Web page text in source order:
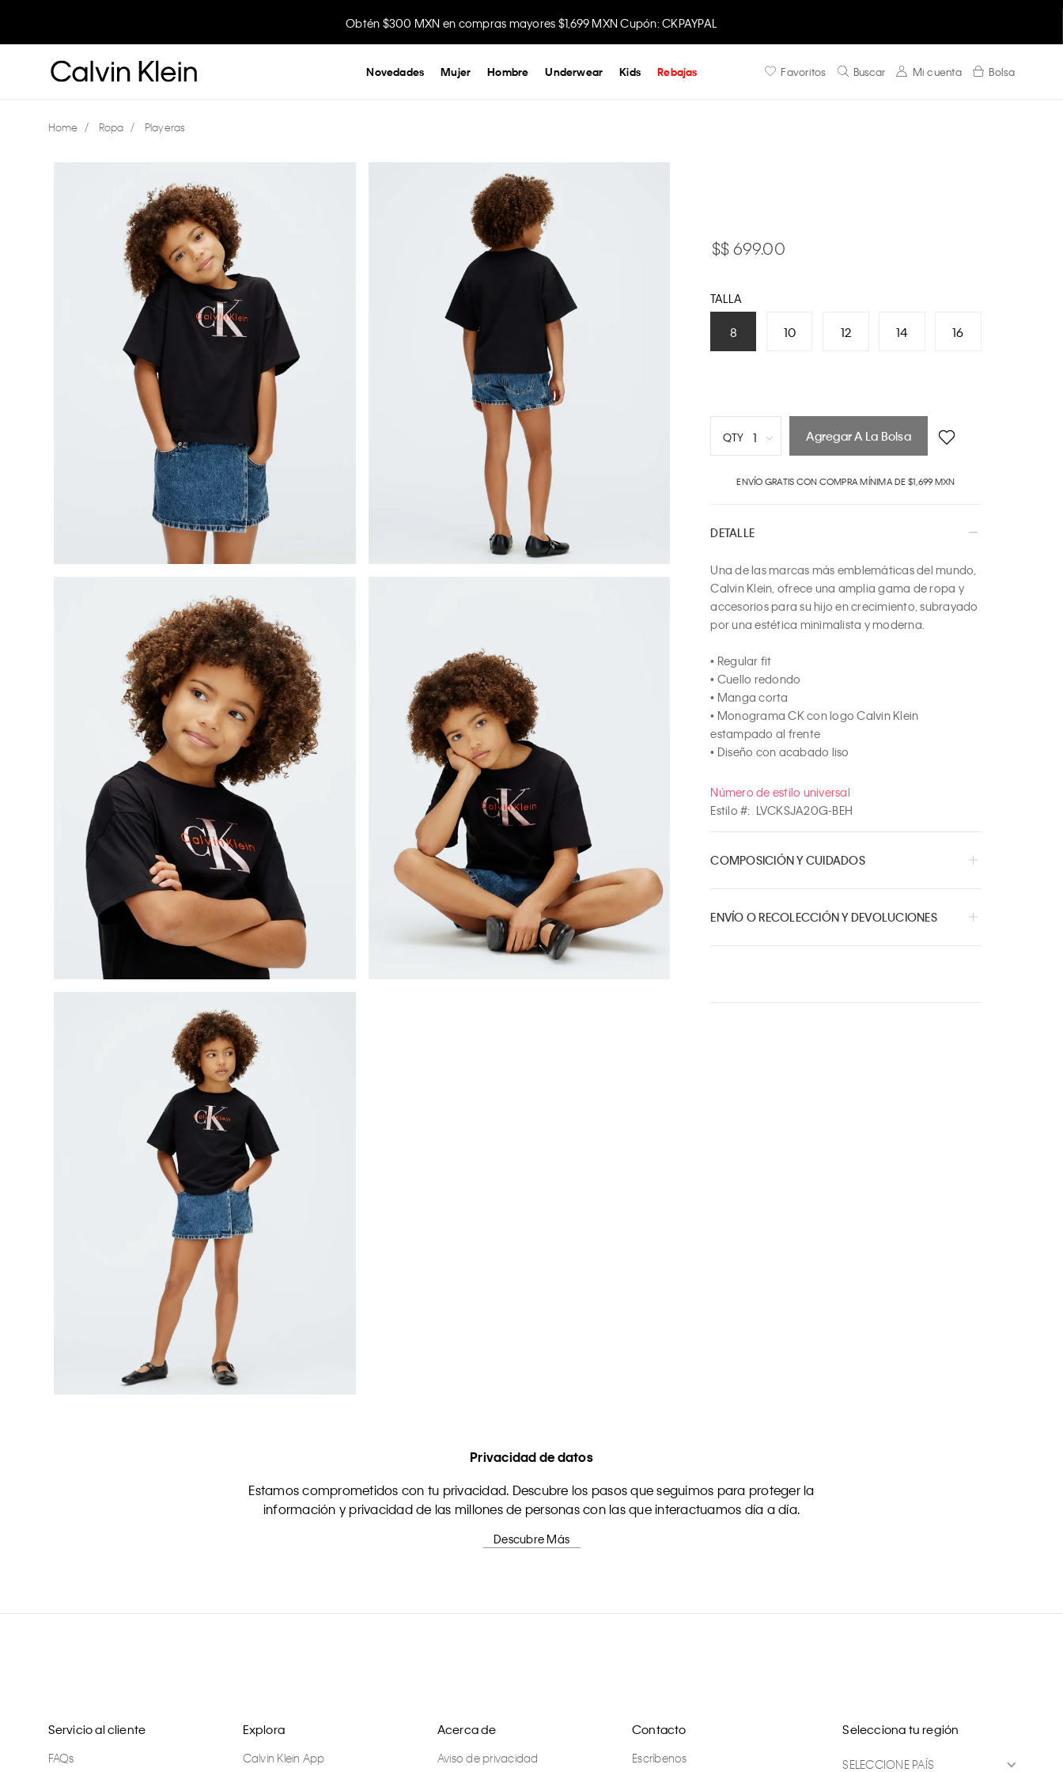
Obtén $300 MXN en compras mayores $1,699 MXN Cupón: CKPAYPAL
Disfruta envío gratis comprando en la app.
Favoritos Buscar Mi cuenta Bolsa
Novedades Mujer Hombre Underwear Kids Rebajas
Ropa Playeras
$ 699.00
TALLA
8 10 12 14 16
QTY 1
7
8
9
Agregar A La Bolsa
ENVÍO GRATIS CON COMPRA MÍNIMA DE $1,699 MXN
DETALLE
Una de las marcas más emblemáticas del mundo,
Calvin Klein, ofrece una amplia gama de ropa y
accesorios para su hijo en crecimiento, subrayado
por una estética minimalista y moderna.
• Regular fit
• Cuello redondo
• Manga corta
• Monograma CK con logo Calvin Klein
estampado al frente
• Diseño con acabado liso
Número de estilo universal
Estilo #: LVCKSJA20G-BEH
COMPOSICIÓN Y CUIDADOS
ENVÍO O RECOLECCIÓN Y DEVOLUCIONES
Privacidad de datos
Estamos comprometidos con tu privacidad. Descubre los pasos que seguimos para proteger la
información y privacidad de las millones de personas con las que interactuamos día a día.
Descubre Más
Servicio al cliente
FAQs
Explora
Calvin Klein App
Acerca de
Aviso de privacidad
Contacto
Escríbenos
Selecciona tu región
SELECCIONE PAÍS